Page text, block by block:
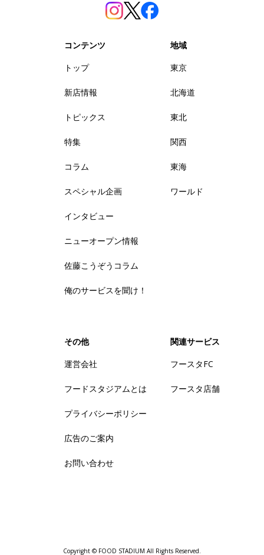
コンテンツ
トップ
新店情報
トピックス
特集
コラム
スペシャル企画
インタビュー
ニューオープン情報
佐藤こうぞうコラム
俺のサービスを聞け！
地域
東京
北海道
東北
関西
東海
ワールド
その他
運営会社
フードスタジアムとは
プライバシーポリシー
広告のご案内
お問い合わせ
関連サービス
フースタFC
フースタ店舗
Copyright © FOOD STADIUM All Rights Reserved.